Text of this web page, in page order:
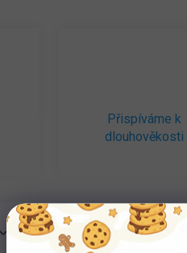
Přispíváme k
dlouhověkosti
Diskuze